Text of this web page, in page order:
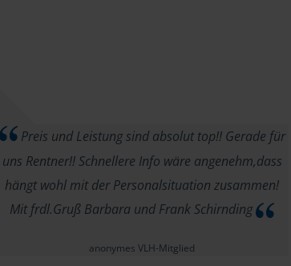
Preis und Leistung sind absolut top!! Gerade für
uns Rentner!! Schnellere Info wäre angenehm,dass
hängt wohl mit der Personalsituation zusammen!
Mit frdl.Gruß Barbara und Frank Schirnding
anonymes VLH-Mitglied